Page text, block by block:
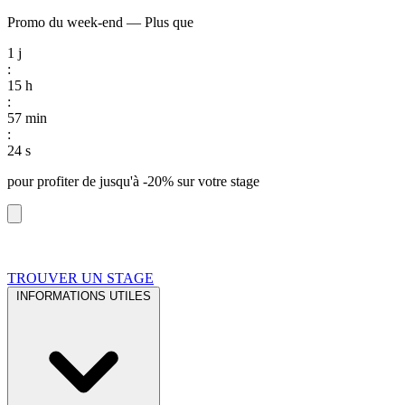
Promo du week-end — Plus que
1 j
:
15 h
:
57 min
:
23 s
pour profiter de jusqu'à -20% sur votre stage
TROUVER UN STAGE
INFORMATIONS UTILES